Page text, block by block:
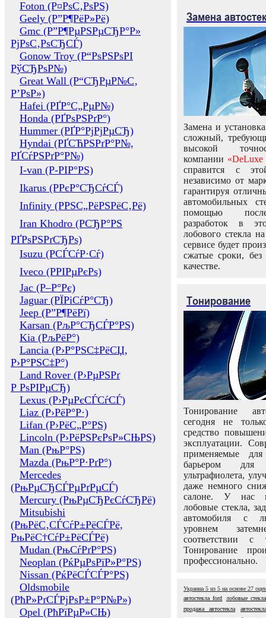
Foton (Р¤РѕС‚РѕРЅ)
Geely (Р”Р¶РёР»Рё)
Gmc (Р”Р¶РµРЅРµСЂР°Р»
РјРѕС‚РѕСЂСЃ)
Gonow Troy (Р“РѕРЅРѕРІ
РўСЂРѕР№)
Great Wall (Р“СЂРµР№С‚
Р’РѕР»)
Hafei (РҐР°С„РµР№)
Honda (РҐРѕРЅРґР°)
Hummer (РҐР°РјРјРµСЂ)
Hyndai (РҐСЋРЅРґР°Р№,
РҐСѓРЅРґР°Р№)
I-van (Р-РІР°РЅ)
Ikarus (РРєР°СЂСѓСЃ)
Infinity (РРЅС„РёРЅРёС‚Рё)
Iran Khodro (РСЂР°РЅ
РҐРѕРЅРґСЂРѕ)
Isuzu (РСЃСѓР·Сѓ)
Iveco (РРІРµРєРѕ)
Jac (Р–Р°Рє)
Jaguar (РЇРіСѓР°СЂ)
Jeep (Р”Р¶РёРї)
Karsan (РљР°СЂСЃР°РЅ)
Kia (РљРёР°)
Lancia (Р›Р°РЅС‡РёСЏ,
Р›Р°РЅС‡Р°)
Land Rover (Р›РµРЅРґ
Р РѕРІРµСЂ)
Lexus (Р›РµРєСЃСѓСЃ)
Liaz (Р›РёР°Р·)
Lifan (Р›РёС„Р°РЅ)
Lincoln (Р›РёРЅРєРѕР»СЊРЅ)
Man (РњР°РЅ)
Mazda (РњР°Р·РґР°)
Mercedes
(РњРµСЂСЃРµРґРµСЃ)
Mercury (РњРµСЂРєСѓСЂРё)
Mitsubishi
(РњРёС‚СЃСѓР±РёСЃРё,
РњРёС†СѓР±РёСЃРё)
Mudan (РњСѓРґР°РЅ)
Neoplan (РќРµРѕРїР»Р°РЅ)
Nissan (РќРёСЃСЃР°РЅ)
Oldsmobile
(РћР»РґСЃРјРѕР±Р°Р№Р»)
Opel (РћРїРµР»СЊ)
Замена
Замена и
сложный,
высокой
компании «DeLuxe
справится с
независимо от
гарантируя
автомобильных
помощью
разработок в
лобового стекла
сервисе будет
сжатые сроки,
качестве.
Тонирование
Тонирование
сегодня не
средство
эксплуатации.
применяемые
барьером для
ультрафиолета,
даже немного
салоне. У нас
лобовые стекла,
автомобиля с
уровнем
соответствии с
Тонирование
профессионально.
Украина 5 из 5 на основе 27
автостекла ford
лобовые
продажа автостекла